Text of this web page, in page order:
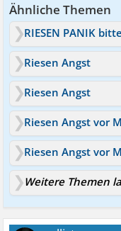
Ähnliche Themen
RIESEN PANIK
Riesen Angst
Riesen Angst
Riesen Angst vor
Riesen Angst vor
Weitere Themen